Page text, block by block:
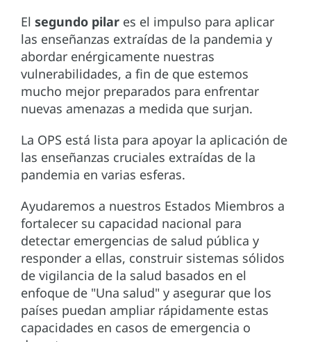
El segundo pilar es el impulso para aplicar
las enseñanzas extraídas de la pandemia y
abordar enérgicamente nuestras
vulnerabilidades, a fin de que estemos
mucho mejor preparados para enfrentar
nuevas amenazas a medida que surjan.
La OPS está lista para apoyar la aplicación de
las enseñanzas cruciales extraídas de la
pandemia en varias esferas.
Ayudaremos a nuestros Estados Miembros a
fortalecer su capacidad nacional para
detectar emergencias de salud pública y
responder a ellas, construir sistemas sólidos
de vigilancia de la salud basados en el
enfoque de "Una salud" y asegurar que los
países puedan ampliar rápidamente estas
capacidades en casos de emergencia o